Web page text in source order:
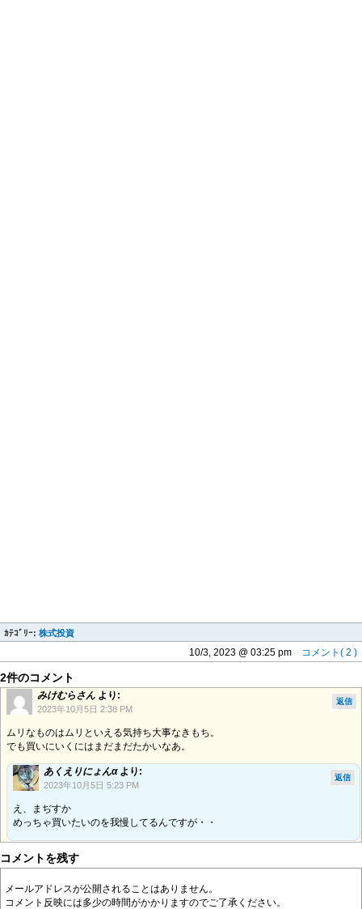
ｶﾃｺﾞﾘｰ: 株式投資
10/3, 2023 @ 03:25 pm コメント( 2 )
2件のコメント
みけむらさん より:
2023年10月5日 2:38 PM
ムリなものはムリといえる気持ち大事なきもち。
でも買いにいくにはまだまだたかいなあ。
返信
あくえりにょんα より:
2023年10月5日 5:23 PM
え、まぢすか
めっちゃ買いたいのを我慢してるんですが・・
返信
コメントを残す
メールアドレスが公開されることはありません。
コメント反映には多少の時間がかかりますのでご了承ください。